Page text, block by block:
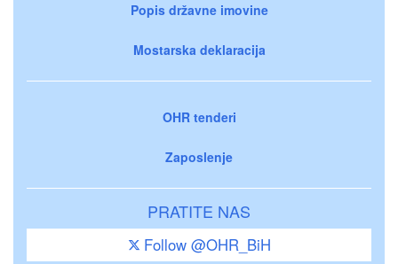
Popis državne imovine
Mostarska deklaracija
OHR tenderi
Zaposlenje
PRATITE NAS
Follow @OHR_BiH